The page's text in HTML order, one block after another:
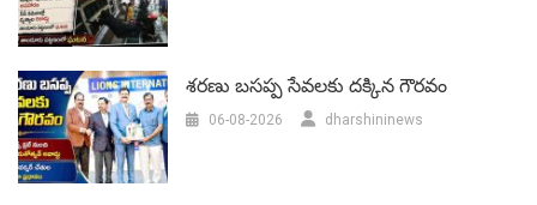
శరణు బసప్ప సేవలకు దక్కిన గౌరవం
06-08-2026 dharshininews